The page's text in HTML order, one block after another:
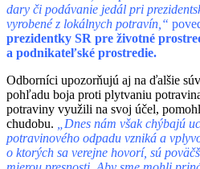
dary či podávanie jedál pri
vyrobené z lokálnych potravín,“
prezidentky SR pre životné
a podnikateľské prostredie.
Odborníci upozorňujú aj na ďalšie
pohľadu boja proti plytvaniu
potraviny využili na svoj účel,
chudobu.
„Dnes nám však chýbajú
potravinového odpadu vzniká a
o ktorých sa verejne hovorí, sú